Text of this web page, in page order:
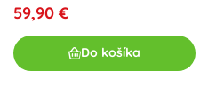
59,90 €
Do košíka